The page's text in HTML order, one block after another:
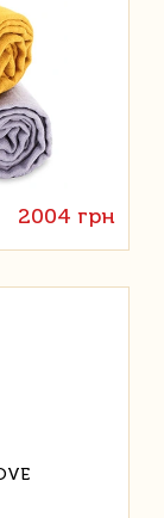
2004 грн